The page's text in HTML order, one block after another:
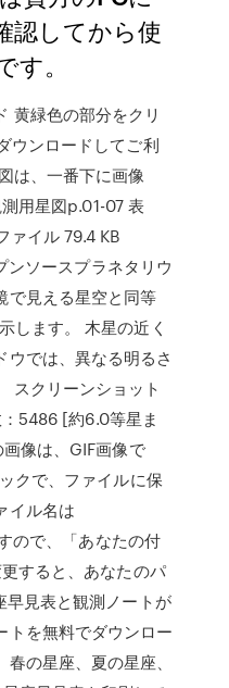
認してから使
。
黄緑色の部分をクリ
ウンロードしてご利
は、一番下に画像
用星図p.01-07 表
ァイル 79.4 KB
ソースプラネタリウ
で見える星空と同等
します。 木星の近く
では、異なる明るさ
スクリーンショット
5486 [約6.0等星ま
像は、GIF画像で
クで、ファイルに保
イル名は
ので、「あなたの付
すると、あなたのパ
早見表と観測ノートが
トを無料でダウンロー
の星座、夏の星座、